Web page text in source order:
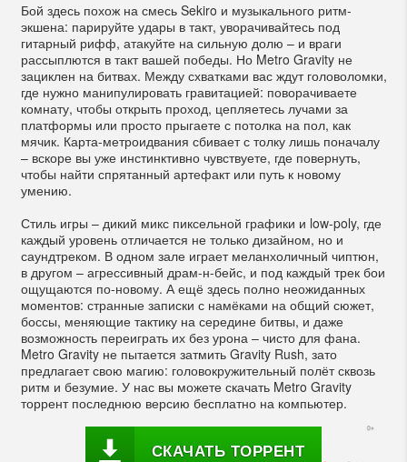
Бой здесь похож на смесь Sekiro и музыкального ритм-
экшена: парируйте удары в такт, уворачивайтесь под
гитарный рифф, атакуйте на сильную долю – и враги
рассыплются в такт вашей победы. Но Metro Gravity не
зациклен на битвах. Между схватками вас ждут головоломки,
где нужно манипулировать гравитацией: поворачиваете
комнату, чтобы открыть проход, цепляетесь лучами за
платформы или просто прыгаете с потолка на пол, как
мячик. Карта-метроидвания сбивает с толку лишь поначалу
– вскоре вы уже инстинктивно чувствуете, где повернуть,
чтобы найти спрятанный артефакт или путь к новому
умению.
Стиль игры – дикий микс пиксельной графики и low-poly, где
каждый уровень отличается не только дизайном, но и
саундтреком. В одном зале играет меланхоличный чиптюн,
в другом – агрессивный драм-н-бейс, и под каждый трек бои
ощущаются по-новому. А ещё здесь полно неожиданных
моментов: странные записки с намёками на общий сюжет,
боссы, меняющие тактику на середине битвы, и даже
возможность переиграть их без урона – чисто для фана.
Metro Gravity не пытается затмить Gravity Rush, зато
предлагает свою магию: головокружительный полёт сквозь
ритм и безумие. У нас вы можете скачать Metro Gravity
торрент последнюю версию бесплатно на компьютер.
СКАЧАТЬ ТОРРЕНТ